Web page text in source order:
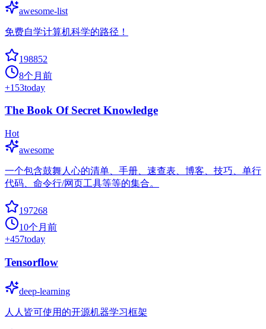
awesome-list
免费自学计算机科学的路径！
198852
8个月前
+153today
The Book Of Secret Knowledge
Hot
awesome
一个包含鼓舞人心的清单、手册、速查表、博客、技巧、单行
代码、命令行/网页工具等等的集合。
197268
10个月前
+457today
Tensorflow
deep-learning
人人皆可使用的开源机器学习框架